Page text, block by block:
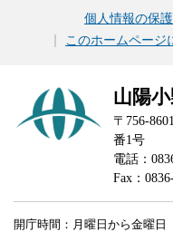
個人情報の保護
このホームページ
山陽
〒756-
番1号
電話：
Fax：
開庁時間：月曜日から金曜日